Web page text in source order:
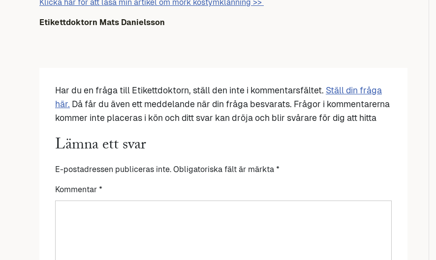
Klicka här för att läsa min artikel om mörk kostymklänning >>
Etikettdoktorn Mats Danielsson
Har du en fråga till Etikettdoktorn, ställ den inte i kommentarsfältet. Ställ din fråga
här. Då får du även ett meddelande när din fråga besvarats. Frågor i kommentarerna
kommer inte placeras i kön och ditt svar kan dröja och blir svårare för dig att hitta
Lämna ett svar
E-postadressen publiceras inte. Obligatoriska fält är märkta *
Kommentar *